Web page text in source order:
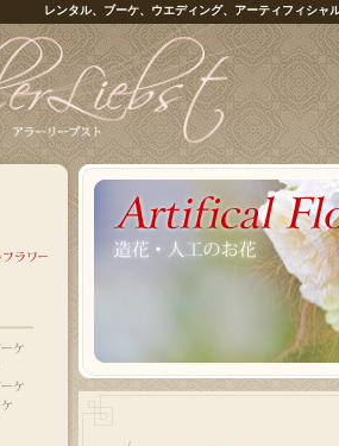
レンタル、ブーケ、ウエディング、アーティフィシャ